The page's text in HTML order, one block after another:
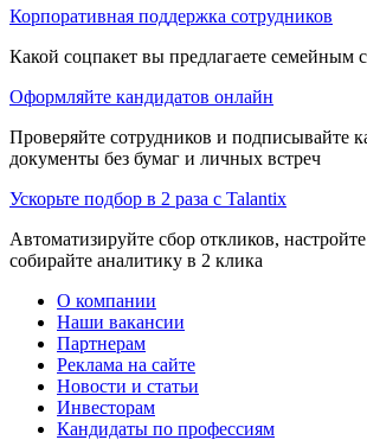
Корпоративная поддержка сотрудников
Какой соцпакет вы предлагаете семейным
Оформляйте кандидатов онлайн
Проверяйте сотрудников и подписывайте
документы без бумаг и личных встреч
Ускорьте подбор в 2 раза с Talantix
Автоматизируйте сбор откликов,
собирайте аналитику в 2 клика
О компании
Наши вакансии
Партнерам
Реклама на сайте
Новости и статьи
Инвесторам
Кандидаты по профессиям